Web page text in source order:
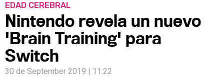
EDAD CEREBRAL
Nintendo revela un nuevo
'Brain Training' para
Switch
30 de September 2019 | 11:22